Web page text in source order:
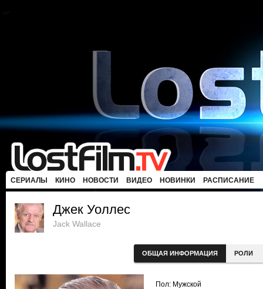
СЕРИАЛЫ КИНО НОВОСТИ ВИДЕО НОВИНКИ РАСПИСАНИЕ
Джек Уоллес
Jack Wallace
ОБЩАЯ ИНФОРМАЦИЯ РОЛИ
Пол: Мужской